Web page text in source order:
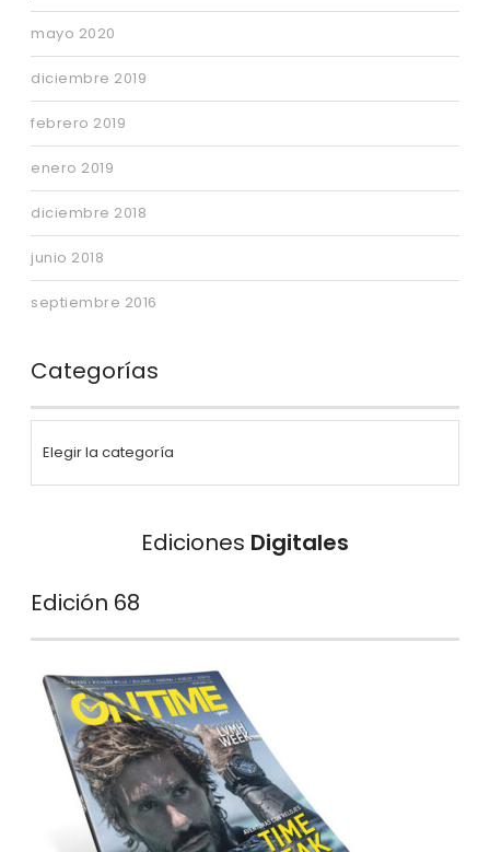
mayo 2020
diciembre 2019
febrero 2019
enero 2019
diciembre 2018
junio 2018
septiembre 2016
Categorías
Ediciones Digitales
Edición 68